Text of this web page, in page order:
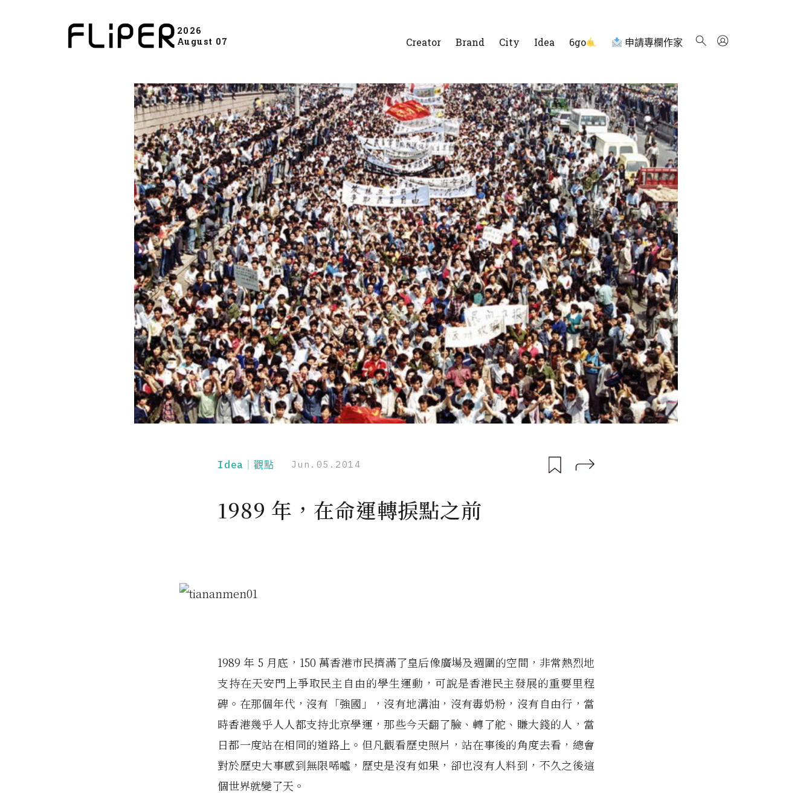
2026
August 07
Creator Brand City Idea 6go 申請專欄作家
Idea｜觀點 Jun.05.2014
1989 年，在命運轉捩點之前
1989 年 5 月底，150 萬香港市民擠滿了皇后像廣場及週圍的空間，非常熱烈地
支持在天安門上爭取民主自由的學生運動，可說是香港民主發展的重要里程
碑。在那個年代，沒有「強國」，沒有地溝油，沒有毒奶粉，沒有自由行，當
時香港幾乎人人都支持北京學運，那些今天翻了臉、轉了舵、賺大錢的人，當
日都一度站在相同的道路上。但凡觀看歷史照片，站在事後的角度去看，總會
對於歷史大事感到無限唏噓，歷史是沒有如果，卻也沒有人料到，不久之後這
個世界就變了天。